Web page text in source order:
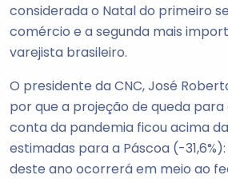
considerada o Natal do primeiro
comércio e a segunda mais
varejista brasileiro.
O presidente da CNC, José
por que a projeção de queda para
conta da pandemia ficou acima
estimadas para a Páscoa (-31,6%):
deste ano ocorrerá em meio ao